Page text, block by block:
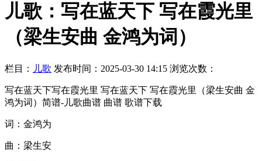
儿歌：写在蓝天下 写在霞光里
（梁生安曲 金鸿为词）
栏目： 儿歌 发布时间：2025-03-30 14:15 浏览次数：
写在蓝天下写在霞光里 写在蓝天下 写在霞光里（梁生安曲 金
鸿为词）简谱-儿歌曲谱 曲谱 歌谱下载
词：金鸿为
曲：梁生安